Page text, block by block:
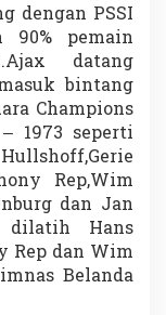
dengan PSSI
pemain
datang
bintang
Champions
1973 seperti
Rep,Wim
dan Jan
dilatih Hans
Rep dan Wim
Belanda